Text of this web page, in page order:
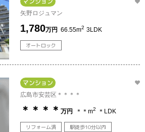
矢野ロジュマン
1,780万円 66.55m2 3LDK
オートロック
マンション
広島市安芸区＊＊＊＊
＊＊＊＊万円 ＊＊m2 ＊LDK
リフォーム済 駅徒歩10分以内